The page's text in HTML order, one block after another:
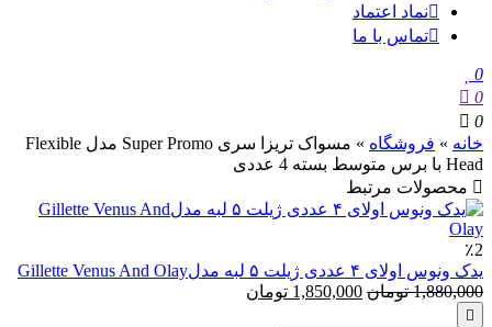
نماد اعتماد
تماس با ما
0
0
0
خانه » فروشگاه »
مسواک تریزا سری Super Promo مدل Flexible
Head با برس متوسط بسته 4 عددی
محصولات مرتبط
٪2
یدک ونوس اولای ‏۴ عددی ژیلت ۵ لبه مدلGillette Venus And Olay
1,880,000 تومان 1,850,000 تومان